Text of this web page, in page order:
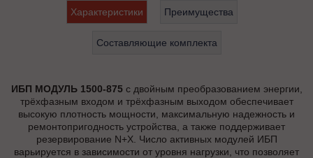
Характеристики Преимущества
Составляющие комплекта
ИБП МОДУЛЬ 1500-875с двойным преобразованием энергии,
трёхфазным входом и трёхфазным выходом обеспечивает
высокую плотность мощности, максимальную надежность и
ремонтопригодность устройства, а также поддерживает
резервирование N+X. Число активных модулей ИБП
варьируется в зависимости от уровня нагрузки, что позволяет